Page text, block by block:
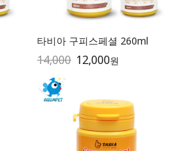
타비아 구피스페셜 260ml
14,000 12,000원